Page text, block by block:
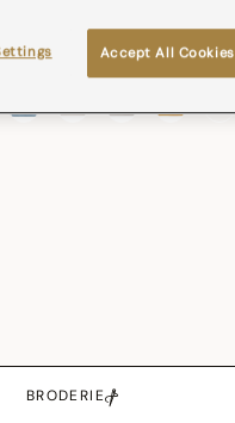
BRODERIE
Accept All Cookies